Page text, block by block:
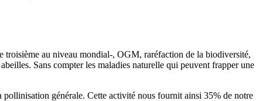
troisième au niveau mondial-, OGM, raréfaction de la biodiversité,
Sans compter les maladies naturelle qui peuvent frapper une
générale. Cette activité nous fournit ainsi 35% de notre